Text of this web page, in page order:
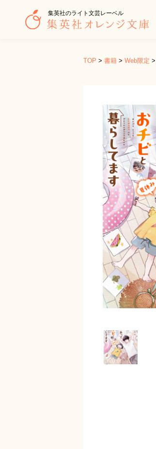
集英社のライト文芸レーベル
TOP > 書籍 > Web限定 >